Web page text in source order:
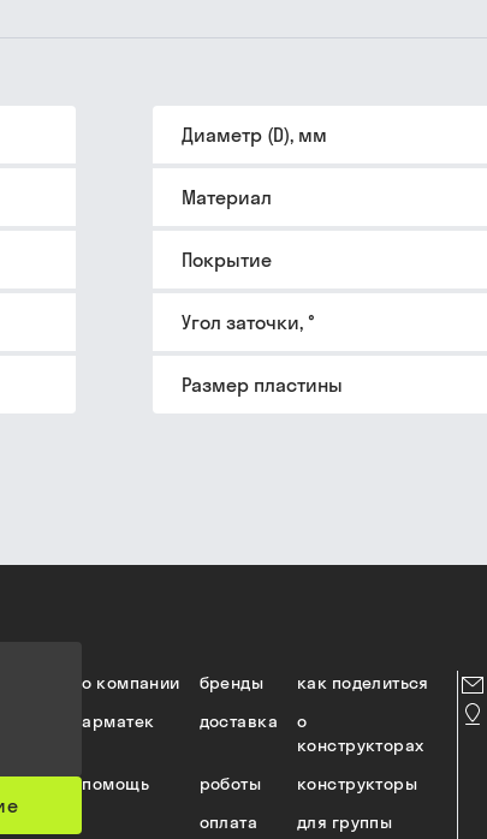
Диаметр (D), мм
Материал
Покрытие
Угол заточки, °
Размер пластины
как поделиться
бренды
о компании
о
конструкторах
доставка
арматек
конструкторы
роботы
помощь
для группы
оплата